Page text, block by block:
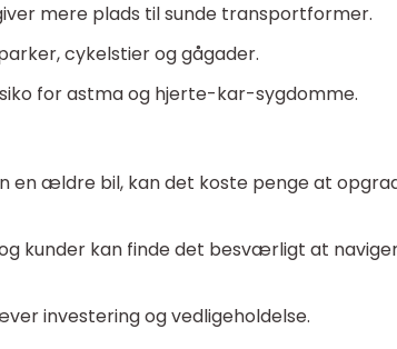
mere plads til sunde transportformer.
cykelstier og gågader.
for astma og hjerte-kar-sygdomme.
en ældre bil, kan det koste penge at
kunder kan finde det besværligt at
investering og vedligeholdelse.